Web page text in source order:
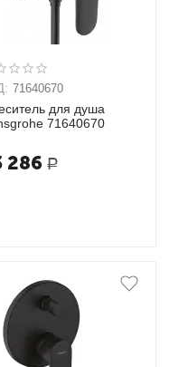
71640670
для душа
71640670
286 Р